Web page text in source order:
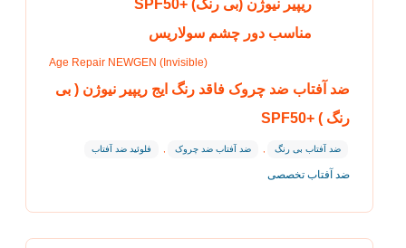
Age Repair NEWGEN (Invisible)
ضد آفتاب ضد چروک فاقد رنگ ایج ریپیر نیوژن ( بی
رنگ ) +SPF50
ضد آفتاب بی رنگ ضد آفتاب ضد چروک فلوئید ضد آفتاب
ضد آفتاب تخصصی